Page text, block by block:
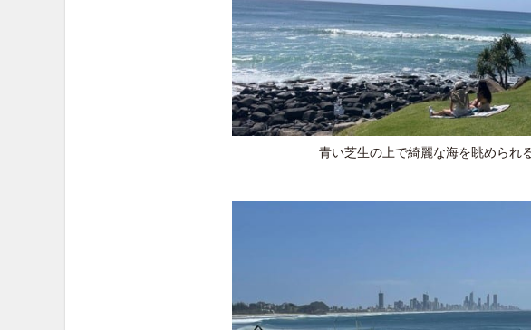
青い芝生の上で綺麗な海を眺められ